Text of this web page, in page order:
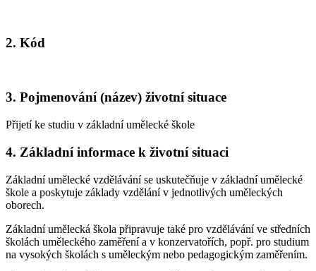
2. Kód
3. Pojmenování (název) životní situace
Přijetí ke studiu v základní umělecké škole
4. Základní informace k životní situaci
Základní umělecké vzdělávání se uskutečňuje v základní umělecké
škole a poskytuje základy vzdělání v jednotlivých uměleckých
oborech.
Základní umělecká škola připravuje také pro vzdělávání ve středních
školách uměleckého zaměření a v konzervatořích, popř. pro studium
na vysokých školách s uměleckým nebo pedagogickým zaměřením.